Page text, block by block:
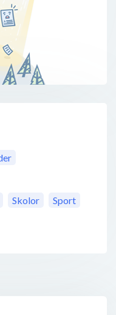
Skolor
Sport